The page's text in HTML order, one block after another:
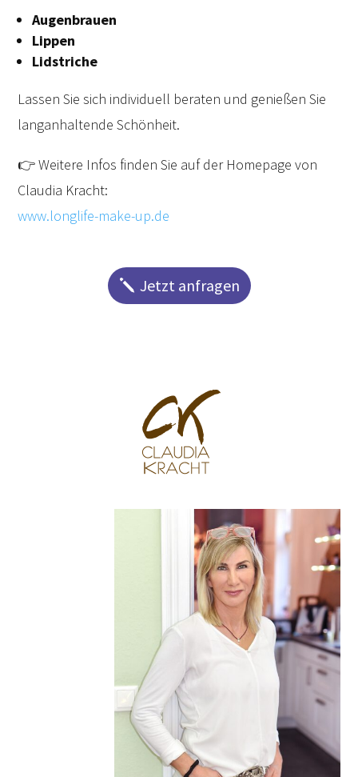
Augenbrauen
Lippen
Lidstriche
Lassen Sie sich individuell beraten und genießen Sie
langanhaltende Schönheit.
👉 Weitere Infos finden Sie auf der Homepage von
Claudia Kracht:
www.longlife-make-up.de
Jetzt anfragen